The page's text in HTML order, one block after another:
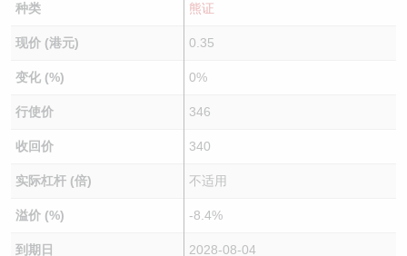
种类 熊证
现价 (港元) 0.35
变化 (%) 0%
行使价 346
收回价 340
实际杠杆 (倍) 不适用
溢价 (%) -8.4%
到期日
2028-08-04